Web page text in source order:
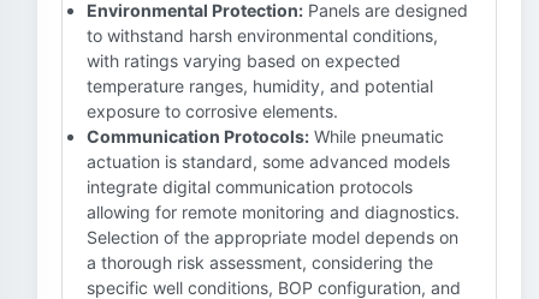
Environmental Protection: Panels are designed
to withstand harsh environmental conditions,
with ratings varying based on expected
temperature ranges, humidity, and potential
exposure to corrosive elements.
Communication Protocols: While pneumatic
actuation is standard, some advanced models
integrate digital communication protocols
allowing for remote monitoring and diagnostics.
Selection of the appropriate model depends on
a thorough risk assessment, considering the
specific well conditions, BOP configuration, and